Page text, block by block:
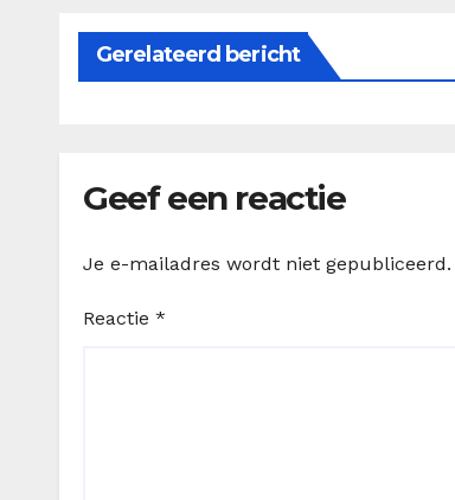
Gerelateerd bericht
Geef een reactie
Je e-mailadres wordt niet gepubliceerd.
Reactie *